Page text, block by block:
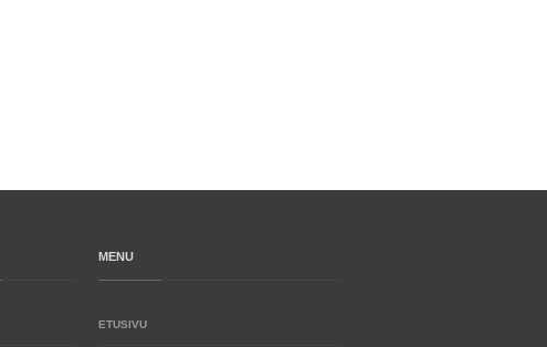
MENU
ETUSIVU